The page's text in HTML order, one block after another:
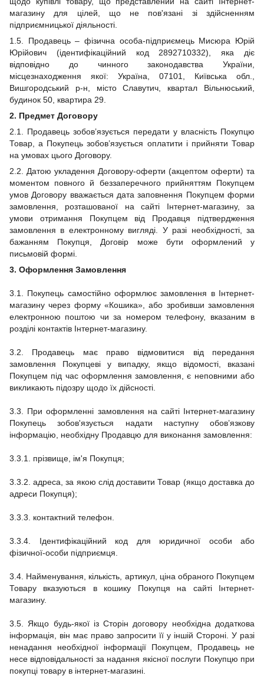
магазину для цілей, що не пов'язані зі здійсненням
підприємницької діяльності.
1.5. Продавець – фізична особа-підприємець Мисюра Юрій
Юрійович (ідентифікаційний код 2892710332), яка діє
відповідно до чинного законодавства України,
місцезнаходження якої: Україна, 07101, Київська обл.,
Вишгородський р-н, місто Славутич, квартал Вільнюський,
будинок 50, квартира 29.
2. Предмет Договору
2.1. Продавець зобов’язується передати у власність Покупцю
Товар, а Покупець зобов’язується оплатити і прийняти Товар
на умовах цього Договору.
2.2. Датою укладення Договору-оферти (акцептом оферти) та
моментом повного й беззаперечного прийняттям Покупцем
умов Договору вважається дата заповнення Покупцем форми
замовлення, розташованої на сайті Інтернет-магазину, за
умови отримання Покупцем від Продавця підтвердження
замовлення в електронному вигляді. У разі необхідності, за
бажанням Покупця, Договір може бути оформлений у
письмовій формі.
3. Оформлення Замовлення
3.1. Покупець самостійно оформлює замовлення в Інтернет-
магазину через форму «Кошика», або зробивши замовлення
електронною поштою чи за номером телефону, вказаним в
розділі контактів Інтернет-магазину.
3.2. Продавець має право відмовитися від передання
замовлення Покупцеві у випадку, якщо відомості, вказані
Покупцем під час оформлення замовлення, є неповними або
викликають підозру щодо їх дійсності.
3.3. При оформленні замовлення на сайті Інтернет-магазину
Покупець зобов'язується надати наступну обов’язкову
інформацію, необхідну Продавцю для виконання замовлення:
3.3.1. прізвище, ім'я Покупця;
3.3.2. адреса, за якою слід доставити Товар (якщо доставка до
адреси Покупця);
3.3.3. контактний телефон.
3.3.4. Ідентифікаційний код для юридичної особи або
фізичної-особи підприємця.
3.4. Найменування, кількість, артикул, ціна обраного Покупцем
Товару вказуються в кошику Покупця на сайті
Інтернет-
магазину.
3.5.
Якщо будь-якої із Сторін договору необхідна додаткова
інформація, він має право запросити її у іншій Стороні. У разі
ненадання необхідної інформації Покупцем, Продавець не
несе відповідальності за надання якісної послуги Покупцю при
покупці товару в інтернет-магазині.